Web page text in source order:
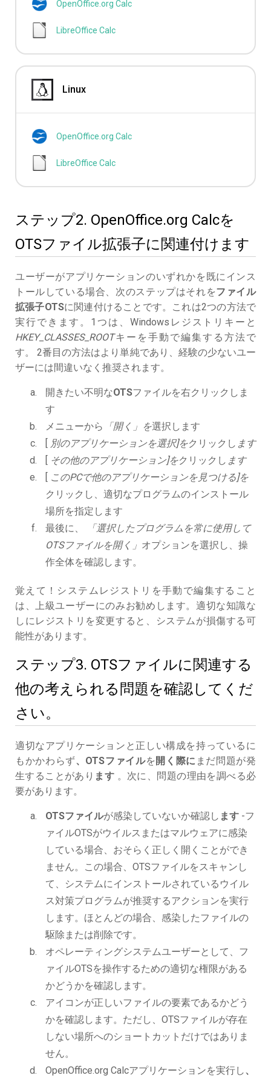
OpenOffice.org Calc
LibreOffice Calc
Linux
OpenOffice.org Calc
LibreOffice Calc
ステップ2. OpenOffice.org Calcを
OTSファイル拡張子に関連付けます
ユーザーがアプリケーションのいずれかを既にインス
トールしている場合、次のステップはそれをファイル
拡張子OTSに関連付けることです。これは2つの方法で
実行できます。1つは、Windowsレジストリキーと
HKEY_CLASSES_ROOTキーを手動で編集する方法で
す。 2番目の方法はより単純であり、経験の少ないユー
ザーには間違いなく推奨されます。
開きたい不明なOTSファイルを右クリックしま
す
メニューから
「開く」を選択します
[ 別のアプリケーションを選択]をクリックし ます
[ その他のアプリケーション]をクリックし ます
[ このPCで他のアプリケーションを見つける]を
クリックし、適切なプログラムのインストール
場所を指定します
最後に、
「選択したプログラムを常に使用して
OTSファイルを開く」 オプションを選択し、操
作全体を確認します。
覚えて！システムレジストリを手動で編集すること
は、上級ユーザーにのみお勧めします。適切な知識な
しにレジストリを変更すると、システムが損傷する可
能性があります。
ステップ3. OTSファイルに関連する
他の考えられる問題を確認してくだ
さい。
適切なアプリケーションと正しい構成を持っているに
もかかわらず、OTSファイルを 開く際に まだ問題が発
生することがあり ます 。次に、問題の理由を調べる必
要があります。
OTSファイルが感染していないか確認し ます -フ
ァイルOTSがウイルスまたはマルウェアに感染
している場合、おそらく正しく開くことができ
ません。この場合、OTSファイルをスキャンし
て、システムにインストールされているウイル
ス対策プログラムが推奨するアクションを実行
します。ほとんどの場合、感染したファイルの
駆除または削除です。
オペレーティングシステムユーザーとして、フ
ァイルOTSを操作するための適切な権限がある
かどうかを確認します。
アイコンが正しいファイルの要素であるかどう
かを確認します。ただし、OTSファイルが存在
しない場所へのショートカットだけではありま
せん。
OpenOffice.org Calcアプリケーションを実行し、